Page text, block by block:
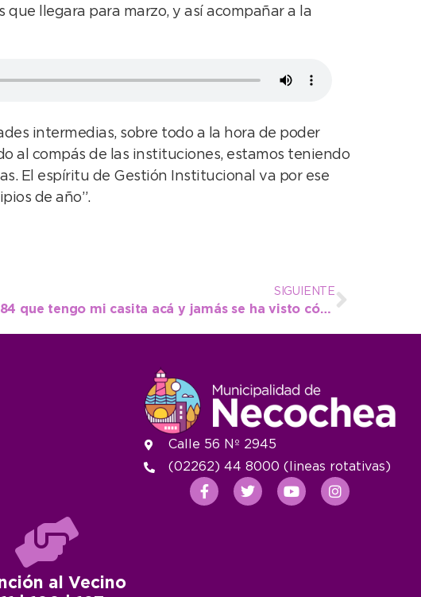
llegara para marzo, y así acompañar a la
intermedias, sobre todo a la hora de poder
al compás de las instituciones, estamos teniendo
El espíritu de Gestión Institucional va por ese
de año”.
SIGUIENTE
“Desde el año ‘84 que tengo mi casita acá y jamás se ha visto cómo están trabajando”
al Vecino
Calle 56 Nº 2945
(02262) 44 8000 (lineas rotativas)